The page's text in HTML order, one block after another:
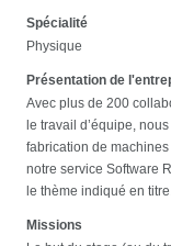
Spécialité
Physique
Présentation de
Avec plus de 200
le travail d’équipe,
fabrication de
notre service Software
le thème indiqué en
Missions